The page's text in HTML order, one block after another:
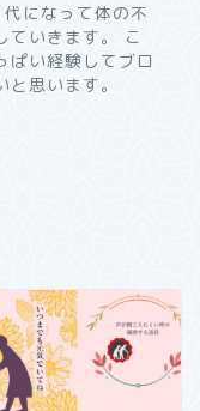
になって体の不
ていきます。 こ
ぱい経験してブロ
思います。